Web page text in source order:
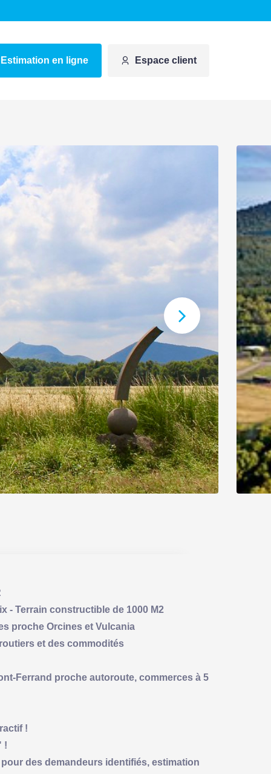
Estimation en ligne Espace client
- Terrain constructible de 1000 M2
proche Orcines et Vulcania
et des commodités
Ferrand proche autoroute, commerces à 5
!
!
des demandeurs identifiés, estimation